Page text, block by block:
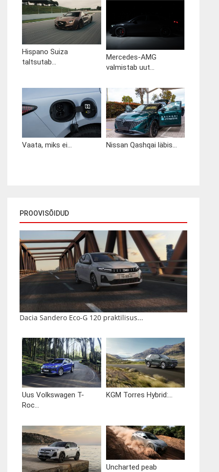
Hispano Suiza
taltsutab...
Mercedes-AMG
valmistab uut...
Vaata, miks ei... Nissan Qashqai läbis...
PROOVISÕIDUD
Dacia Sandero Eco-G 120 praktilisus...
Uus Volkswagen T-
Roc...
KGM Torres Hybrid:...
Uncharted peab